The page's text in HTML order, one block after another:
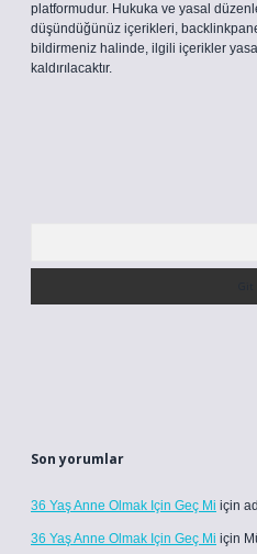
platformudur. Hukuka ve yasal
düşündüğünüz içerikleri,
bildirmeniz halinde, ilgili içerikler
kaldırılacaktır.
Son yorumlar
36 Yaş Anne Olmak Için Geç Mi için
36 Yaş Anne Olmak Için Geç Mi için